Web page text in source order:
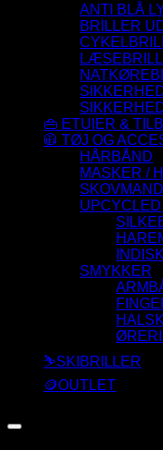
ANTI BLÅ
BRILLER
👜 ETUIER &
🧥 TØJ OG
HÅRBÅND
MASKER /
SMYKKER
⛷️SKIBRILLER
🪙OUTLET